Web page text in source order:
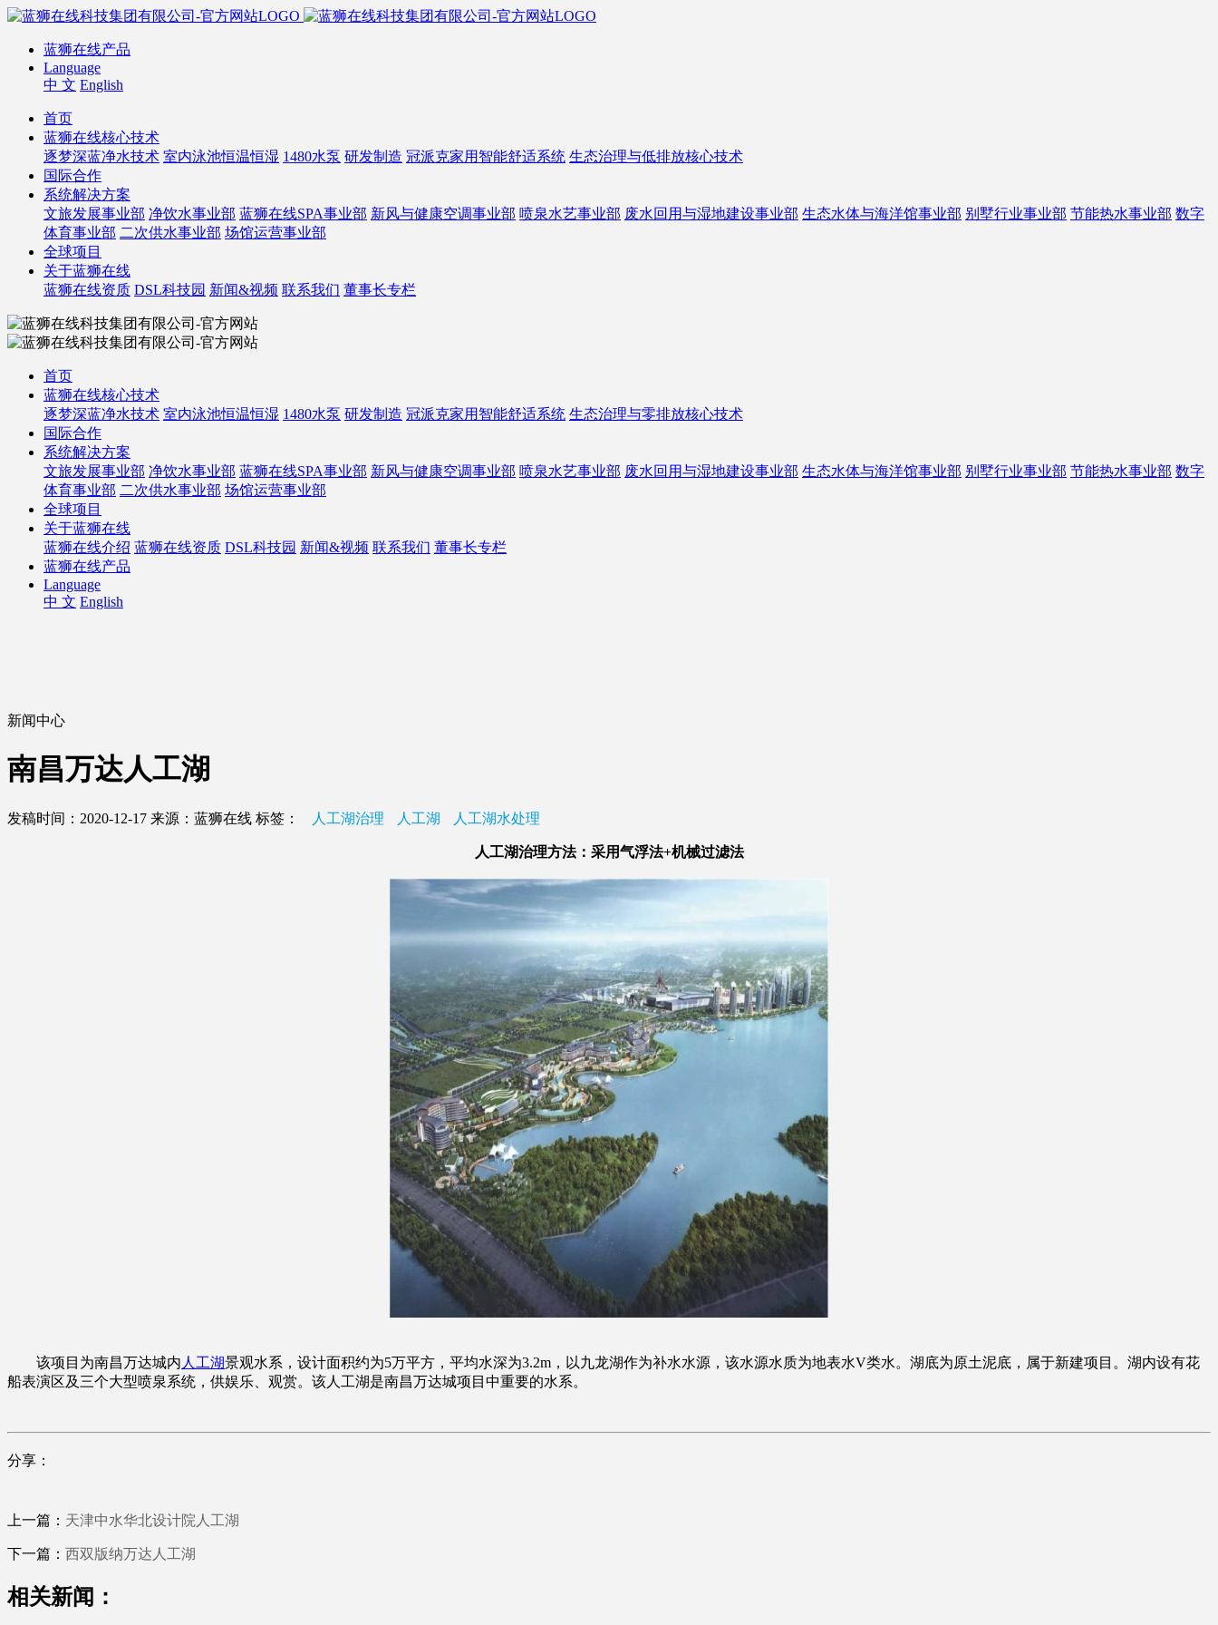
蓝狮在线产品
Language
中 文 English
首页
蓝狮在线核心技术
逐梦深蓝净水技术 室内泳池恒温恒湿 1480水泵 研发制造 冠派克家用智能舒适系统 生态治理与低排放核心技术
国际合作
系统解决方案
文旅发展事业部 净饮水事业部 蓝狮在线SPA事业部 新风与健康空调事业部 喷泉水艺事业部 废水回用与湿地建设事业部 生态水体与海洋馆事业部 别墅行业事业部 节能热水事业部 数字
体育事业部 二次供水事业部 场馆运营事业部
全球项目
关于蓝狮在线
蓝狮在线资质 DSL科技园 新闻&视频 联系我们 董事长专栏
首页
蓝狮在线核心技术
逐梦深蓝净水技术 室内泳池恒温恒湿 1480水泵 研发制造 冠派克家用智能舒适系统 生态治理与零排放核心技术
国际合作
系统解决方案
文旅发展事业部 净饮水事业部 蓝狮在线SPA事业部 新风与健康空调事业部 喷泉水艺事业部 废水回用与湿地建设事业部 生态水体与海洋馆事业部 别墅行业事业部 节能热水事业部 数字
体育事业部 二次供水事业部 场馆运营事业部
全球项目
关于蓝狮在线
蓝狮在线介绍 蓝狮在线资质 DSL科技园 新闻&视频 联系我们 董事长专栏
蓝狮在线产品
Language
中 文 English
新闻中心
南昌万达人工湖
发稿时间：2020-12-17 来源：蓝狮在线 标签： 人工湖治理 人工湖 人工湖水处理
人工湖治理方法：采用气浮法+机械过滤法
该项目为南昌万达城内 人工湖景观水系，设计面积约为5万平方，平均水深为3.2m，以九龙湖作为补水水源，该水源水质为地表水V类水。湖底为原土泥底，属于新建项目。湖内设有花
船表演区及三个大型喷泉系统，供娱乐、观赏。该人工湖是南昌万达城项目中重要的水系。
分享：
上一篇： 天津中水华北设计院人工湖
下一篇： 西双版纳万达人工湖
相关新闻：